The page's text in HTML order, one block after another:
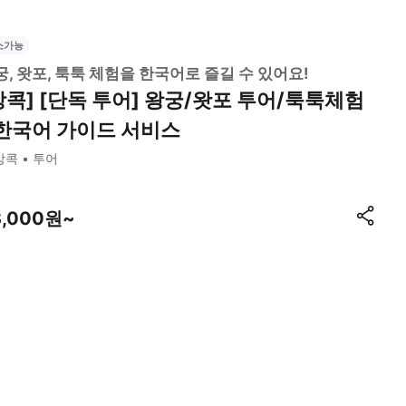
가능
, 왓포, 툭툭 체험을 한국어로 즐길 수 있어요!
] [단독 투어] 왕궁/왓포 투어/툭툭체험
국어 가이드 서비스
콕 투어
원~